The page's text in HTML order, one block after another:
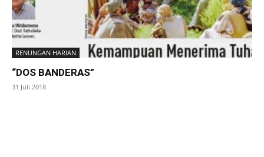
RENUNGAN HARIAN
“DOS BANDERAS”
31 Juli 2018